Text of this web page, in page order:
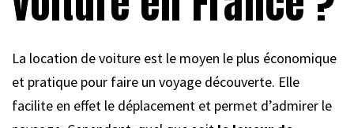
La location de voiture est le moyen le plus économique
et pratique pour faire un voyage découverte. Elle
facilite en effet le déplacement et permet d’admirer le